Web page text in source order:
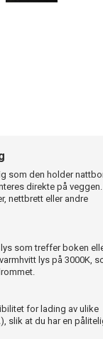
som den holder
direkte på veggen.
nettbrett eller andre
som treffer boken
lys på 3000K,
for lading av ulike
slik at du har en